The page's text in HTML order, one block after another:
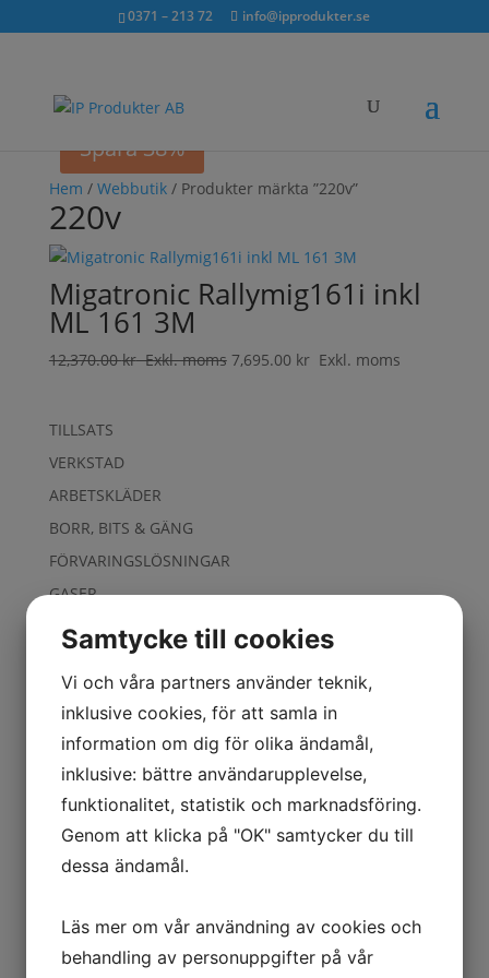
inkl. moms0371 – 213 72 info@ipprodukter.se
Sök...
×
Hem / Webbutik/ Produkter märkta ”220v”
220v
Spara 38%
Migatronic Rallymig161i inkl
ML 161 3M
12,370.00krExkl. moms 7,695.00 krExkl. moms
TILLSATS
VERKSTAD
ARBETSKLÄDER
BORR, BITS & GÄNG
FÖRVARINGSLÖSNINGAR
GASER
VERKTYG
KAPNING & SLIPNING
PACKNING & EMBALLAGE
ROTERANDE FILAR
SKYDD
Truck & Fordon
Kampanjer
Samtycke till cookies
Vi och våra partners använder teknik,
inklusive cookies, för att samla in
information om dig för olika ändamål,
inklusive: bättre användarupplevelse,
funktionalitet, statistik och marknadsföring.
Genom att klicka på "OK" samtycker du till
dessa ändamål.
Läs mer om vår användning av cookies och
behandling av personuppgifter på vår